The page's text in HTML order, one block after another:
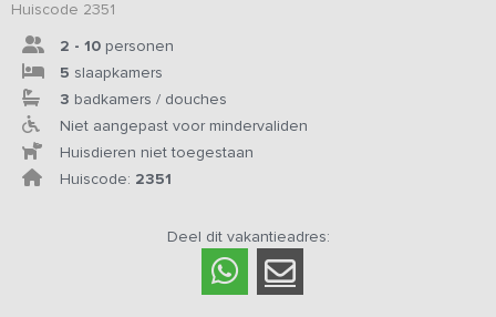
Huiscode 2351
2 - 10 personen
5 slaapkamers
3 badkamers / douches
Niet aangepast voor mindervaliden
Huisdieren niet toegestaan
Huiscode: 2351
Deel dit vakantieadres: